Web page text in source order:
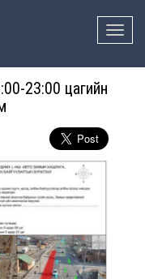
Toggle
23:00 цагийн